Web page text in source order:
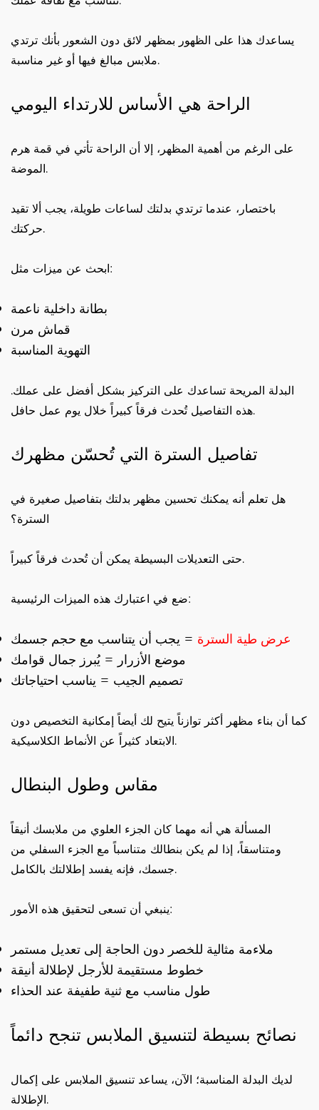
يساعدك هذا على الظهور بمظهر لائق دون الشعور بأنك ترتدي
ملابس مبالغ فيها أو غير مناسبة.
الراحة هي الأساس للارتداء اليومي
على الرغم من أهمية المظهر، إلا أن الراحة تأتي في قمة هرم
الموضة.
باختصار، عندما ترتدي بدلتك لساعات طويلة، يجب ألا تقيد
حركتك.
ابحث عن ميزات مثل:
بطانة داخلية ناعمة
قماش مرن
التهوية المناسبة
البدلة المريحة تساعدك على التركيز بشكل أفضل على عملك.
هذه التفاصيل تُحدث فرقاً كبيراً خلال يوم عمل حافل.
تفاصيل السترة التي تُحسّن مظهرك
هل تعلم أنه يمكنك تحسين مظهر بدلتك بتفاصيل صغيرة في
السترة؟
حتى التعديلات البسيطة يمكن أن تُحدث فرقاً كبيراً.
ضع في اعتبارك هذه الميزات الرئيسية:
عرض طية السترة = يجب أن يتناسب مع حجم جسمك
موضع الأزرار = يُبرز جمال قوامك
تصميم الجيب = يناسب احتياجاتك
كما أن بناء مظهر أكثر توازناً يتيح لك أيضاً إمكانية التخصيص دون
الابتعاد كثيراً عن الأنماط الكلاسيكية.
مقاس وطول البنطال
المسألة هي أنه مهما كان الجزء العلوي من ملابسك أنيقاً
ومتناسقاً، إذا لم يكن بنطالك متناسباً مع الجزء السفلي من
جسمك، فإنه يفسد إطلالتك بالكامل.
ينبغي أن تسعى لتحقيق هذه الأمور:
ملاءمة مثالية للخصر دون الحاجة إلى تعديل مستمر
خطوط مستقيمة للأرجل لإطلالة أنيقة
طول مناسب مع ثنية طفيفة عند الحذاء
نصائح بسيطة لتنسيق الملابس تنجح دائماً
لديك البدلة المناسبة؛ الآن، يساعد تنسيق الملابس على إكمال
الإطلالة.